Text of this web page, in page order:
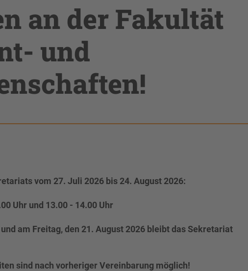
an der Fakultät
und
vom 27. Juli 2026 bis 24. August 2026:
Uhr und 13.00 - 14.00 Uhr
am Freitag, den 21. August 2026 bleibt das Sekretariat
sind nach vorheriger Vereinbarung möglich!